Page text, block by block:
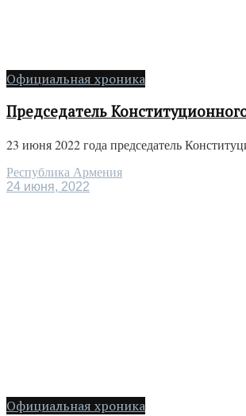
Официальная хроника
Председатель
23 июня 2022 года председатель
Республика Армения
24 июня, 2022
Официальная хроника